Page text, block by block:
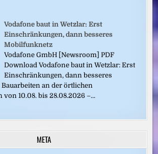
Vodafone baut in Wetzlar: Erst
Einschränkungen, dann besseres
Mobilfunknetz
Vodafone GmbH [Newsroom] PDF
Download Vodafone baut in Wetzlar: Erst
Einschränkungen, dann besseres
an der örtlichen
10.08. bis 28.08.2026 –...
META